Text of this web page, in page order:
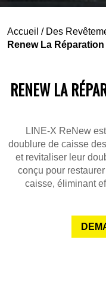
Accueil / Des
Renew La
RENEW LA
LINE-X ReNew
doublure de caisse
et revitaliser leur
conçu pour
caisse, éliminant